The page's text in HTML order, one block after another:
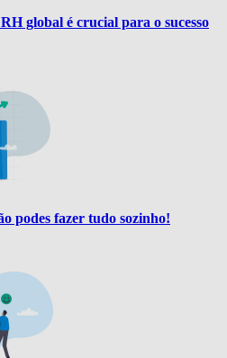
global é crucial para o sucesso
podes fazer tudo sozinho!